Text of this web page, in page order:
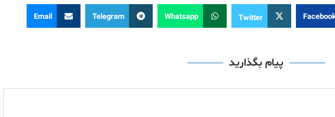
Twitter
Whatsapp
Telegram
Email
پیام بگذارید